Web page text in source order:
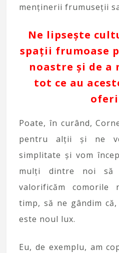
menținerii frumuseții
Ne lipsește
spații frumoase
noastre și de a
tot ce au
Poate, în curând,
pentru alții și ne
simplitate și vom
mulți dintre noi să
valorificăm comorile
timp, să ne gândim
este noul lux.
Eu, de exemplu, am